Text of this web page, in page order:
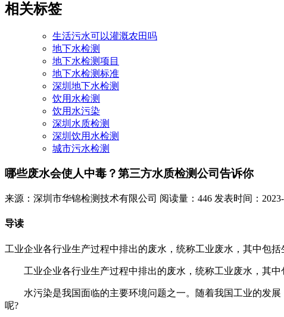
相关标签
生活污水可以灌溉农田吗
地下水检测
地下水检测项目
地下水检测标准
深圳地下水检测
饮用水检测
饮用水污染
深圳水质检测
深圳饮用水检测
城市污水检测
哪些废水会使人中毒？第三方水质检测公司告诉你
来源：深圳市华锦检测技术有限公司 阅读量：446 发表时间：
导读
工业企业各行业生产过程中排出的废水，统称工业废水，其中包
工业企业各行业生产过程中排出的废水，统称工业废水，其中
水污染是我国面临的主要环境问题之一。随着我国工业的发展
呢?